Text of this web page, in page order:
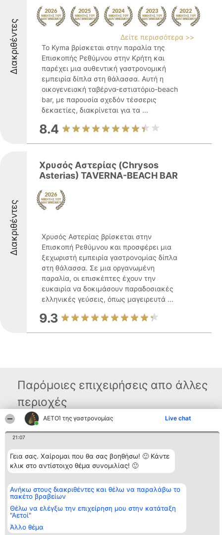
ΑΕΤΟΊ της γαστρονομίας Live chat
21:07
Γεια σας. Χαίρομαι που θα σας βοηθήσω! 🙂 Κάντε
κλικ στο αντίστοιχο θέμα συνομιλίας! 🙂
Ανήκω στους διακριθέντες και θέλω να παραλάβω το
πακέτο βραβείων
Θέλω να ελέγξω την επιχείρηση μου στην κατάταξη
"Αετοί"
Άλλο θέμα
Διακριθέντες
Δείτε περισσότερα >>
Το Kyma βρίσκεται στην παραλία της
Επισκοπής Ρεθύμνου στην Κρήτη και
παρέχει μια αυθεντική γαστρονομική
εμπειρία δίπλα στη θάλασσα. Αυτή η
οικογενειακή ταβέρνα-εστιατόριο-beach
bar, με παρουσία σχεδόν τέσσερις
δεκαετίες, διακρίνεται για τα ...
8.4
Διακριθέντες
Χρυσός Αστερίας (Chrysos
Asterias) ΤΑVERNA-BEACH BAR
Χρυσός Αστερίας βρίσκεται στην
Επισκοπή Ρεθύμνου και προσφέρει μια
ξεχωριστή εμπειρία γαστρονομίας δίπλα
στη θάλασσα. Σε μια οργανωμένη
παραλία, οι επισκέπτες έχουν την
ευκαιρία να δοκιμάσουν παραδοσιακές
ελληνικές γεύσεις, όπως μαγειρευτά ...
9.3
Παρόμοιες επιχειρήσεις απο άλλες
περιοχές
Διοργανωτής της
BEAUTIFUL COMPANY
Μονοπρόσωπη ΙΚΕ
ΤΗΛ. ΕΠΙΚΟΙΝΩΝΙΑΣ:
2104128019
aetoi@beautifulcompany.co
Κατάταξη
Λίστα όλων
των
διακριθέντων
Μεθοδολογία
προϋποθέσεις
ΠΟΛΙΤΙΚΗ
Επικοινωνία